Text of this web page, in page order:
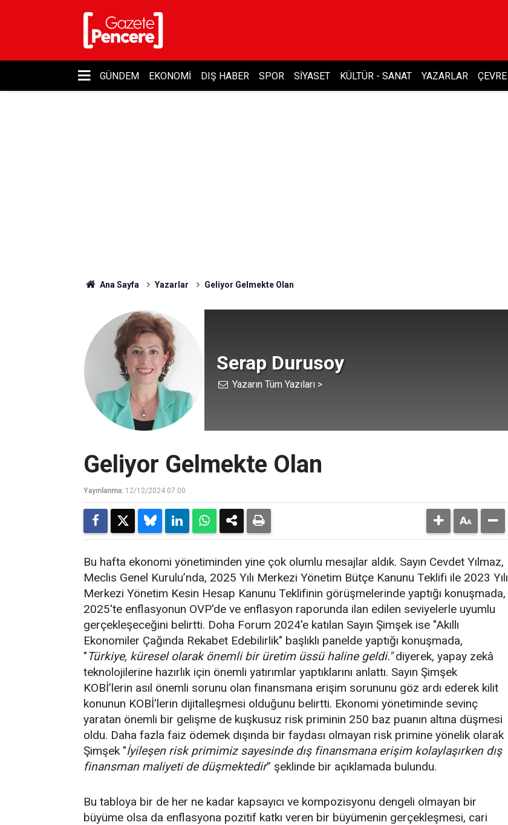
GÜNDEM EKONOMI DIŞ HABER SPOR SIYASET KÜLTÜR - SANAT YAZARLAR ÇEVRE
Ana Sayfa Yazarlar Geliyor Gelmekte Olan
Serap Durusoy
Yazarın Tüm Yazıları >
Geliyor Gelmekte Olan
Yayınlanma: 12/12/2024 07:00
Bu hafta ekonomi yönetiminden yine çok olumlu mesajlar aldık. Sayın Cevdet Yılmaz,
Meclis Genel Kurulu’nda, 2025 Yılı Merkezi Yönetim Bütçe Kanunu Teklifi ile 2023 Yılı
Merkezi Yönetim Kesin Hesap Kanunu Teklifinin görüşmelerinde yaptığı konuşmada,
2025'te enflasyonun OVP'de ve enflasyon raporunda ilan edilen seviyelerle uyumlu
gerçekleşeceğini belirtti. Doha Forum 2024'e katılan Sayın Şimşek ise "Akıllı
Ekonomiler Çağında Rekabet Edebilirlik" başlıklı panelde yaptığı konuşmada,
"Türkiye, küresel olarak önemli bir üretim üssü haline geldi."diyerek, yapay zekâ
teknolojilerine hazırlık için önemli yatırımlar yaptıklarını anlattı. Sayın Şimşek
KOBİ’lerin asıl önemli sorunu olan finansmana erişim sorununu göz ardı ederek kilit
konunun KOBİ'lerin dijitalleşmesi olduğunu belirtti. Ekonomi yönetiminde sevinç
yaratan önemli bir gelişme de kuşkusuz risk priminin 250 baz puanın altına düşmesi
oldu. Daha fazla faiz ödemek dışında bir faydası olmayan risk primine yönelik olarak
Şimşek "İyileşen risk primimiz sayesinde dış finansmana erişim kolaylaşırken dış
finansman maliyeti de düşmektedir” şeklinde bir açıklamada bulundu.
Bu tabloya bir de her ne kadar kapsayıcı ve kompozisyonu dengeli olmayan bir
büyüme olsa da enflasyona pozitif katkı veren bir büyümenin gerçekleşmesi, cari